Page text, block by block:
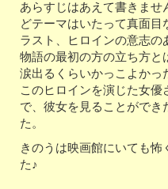
あらすじはあえて書きま
どテーマはいたって真面目
ラスト、ヒロインの意志
物語の最初の方の立ち方と
涙出るくらいかっこよかっ
このヒロインを演じた女
で、彼女を見ることがで
た。
きのうは映画館にいても
た♪